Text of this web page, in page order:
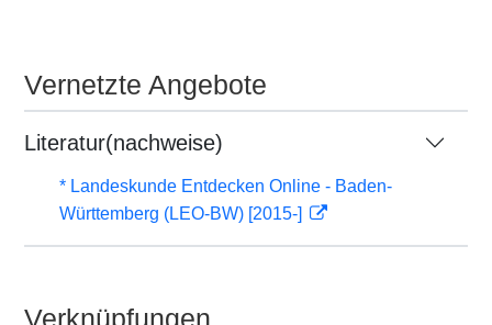
Vernetzte Angebote
Literatur(nachweise)
* Landeskunde Entdecken Online - Baden-
Württemberg (LEO-BW) [2015-]
Verknüpfungen